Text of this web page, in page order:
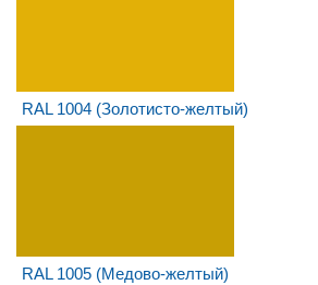
RAL 1004 (Золотисто-желтый)
RAL 1005 (Медово-желтый)